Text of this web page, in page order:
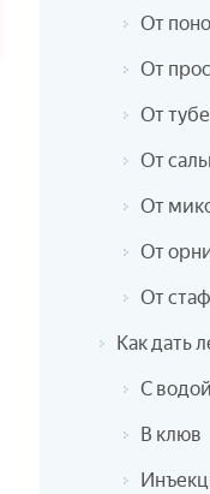
От
От
От
От
От
От
От
Как дать
С
В клюв